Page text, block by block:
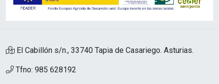
El Cabillón s/n., 33740 Tapia de Casariego. Asturias.
Tfno: 985 628192